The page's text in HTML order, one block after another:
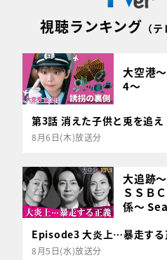
視聴ランキング （
大空港
4～
第3話 消えた子供と兎を追え
8月6日(木)放送分
大追跡
ＳＳＢ
係～
Episode3 大炎上…暴走する
8月5日(水)放送分